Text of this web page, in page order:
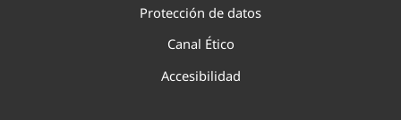
Protección de datos
Canal Ético
Accesibilidad